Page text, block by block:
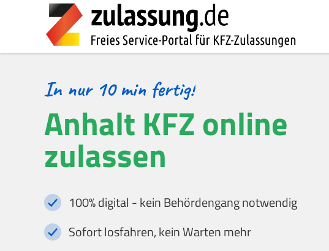
Anhalt KFZ online
zulassen
100% digital - kein Behördengang notwendig
Sofort losfahren, kein Warten mehr